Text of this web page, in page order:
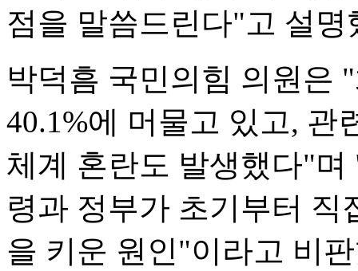
점을 말씀드린다"고 설명
박덕흠 국민의힘 의원은
40.1%에 머물고 있고, 관
체계 혼란도 발생했다"
령과 정부가 초기부터 직
을 키운 원인"이라고 비